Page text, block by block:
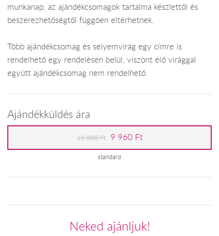
munkanap, az ajándékcsomagok tartalma készlettől és
beszerezhetőségtől függően eltérhetnek.
Több ajándékcsomag és selyemvirág egy címre is
rendelhető egy rendelésen belül, viszont élő virággal
együtt ajándékcsomag nem rendelhető.
Ajándékküldés ára
13 200 Ft 9 960 Ft
standard
Neked ajánljuk!